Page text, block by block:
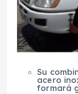
Su
acero
formará